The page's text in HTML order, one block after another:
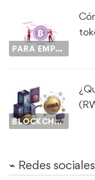
PARA EMPEZAR...
BLOCKCHAIN
⌁ Redes sociales